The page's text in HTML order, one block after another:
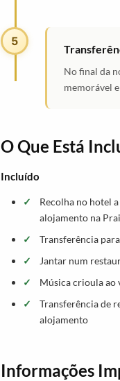
5
No final da
memorável
O Que Está
Incluído
Recolha no hotel
alojamento na
Transferência
Jantar num
Música crioula ao
Transferência de
alojamento
Informações